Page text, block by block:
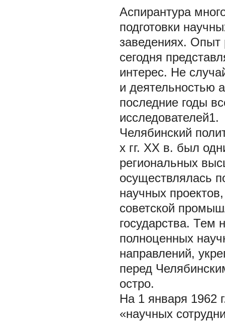
Аспирантура
подготовки
заведениях. Опыт
сегодня
интерес. Не
и деятельностью
последние годы
исследователей1.
Челябинский
х гг. ХХ в. был
региональных
осуществлялась
научных
советской
государства.
полноценных
направлений,
перед
остро.
На 1 января 1962
«научных